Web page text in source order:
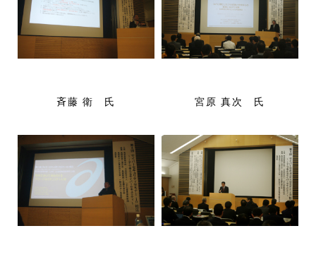
斉藤 衛 氏 宮原 真次 氏